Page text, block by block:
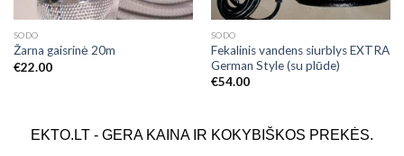
SODO
Žarna gaisrinė 20m
€22.00
SODO
Fekalinis vandens siurblys EXTRA
German Style (su plūde)
€54.00
EKTO.LT - GERA KAINA IR KOKYBIŠKOS PREKĖS.